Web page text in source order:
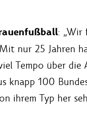
: „Wir
nur 25 Jahren
Tempo über die
knapp 100
ihrem Typ her